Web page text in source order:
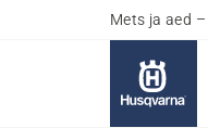
Mets ja aed –